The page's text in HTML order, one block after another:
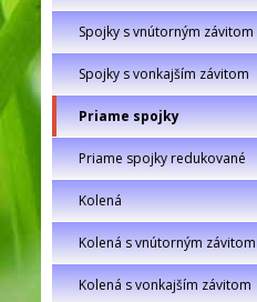
Spojky s vnútorným závitom
Spojky s vonkajším závitom
Priame spojky
Priame spojky redukované
Kolená
Kolená s vnútorným závitom
Kolená s vonkajším závitom